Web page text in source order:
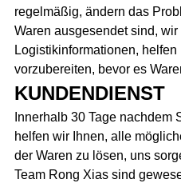
regelmäßig, ändern das
Waren ausgesendet sind,
Logistikinformationen,
vorzubereiten, bevor es
KUNDENDIENST
Innerhalb 30 Tage nachdem
helfen wir Ihnen, alle
der Waren zu lösen, uns
Team Rong Xias sind